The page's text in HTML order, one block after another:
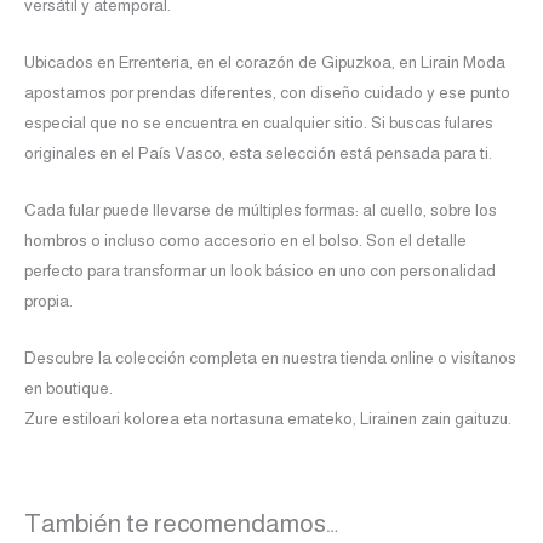
versátil y atemporal.
Ubicados en Errenteria, en el corazón de Gipuzkoa, en Lirain Moda
apostamos por prendas diferentes, con diseño cuidado y ese punto
especial que no se encuentra en cualquier sitio. Si buscas fulares
originales en el País Vasco, esta selección está pensada para ti.
Cada fular puede llevarse de múltiples formas: al cuello, sobre los
hombros o incluso como accesorio en el bolso. Son el detalle
perfecto para transformar un look básico en uno con personalidad
propia.
Descubre la colección completa en nuestra tienda online o visítanos
en boutique.
Zure estiloari kolorea eta nortasuna emateko, Lirainen zain gaituzu.
También te recomendamos…